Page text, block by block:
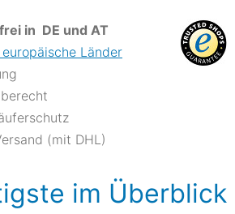
in DE und AT
Länder
(mit DHL)
im Überblick